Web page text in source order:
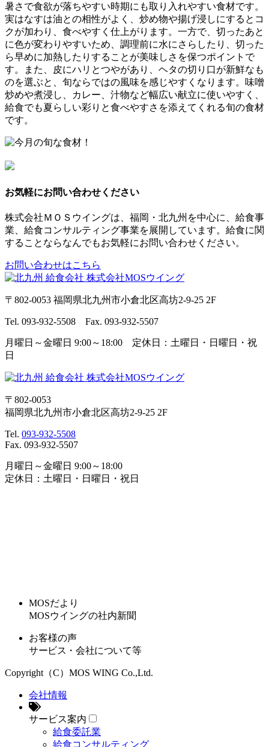
暑さで食欲が落ちやすい時期にも取り入れやすい食材です。
実はなすは油との相性がよく、炒め物や揚げ浸しにするとコ
クが加わり、食べやすく仕上がります。一方で、切ったあと
に色が変わりやすいため、調理前に水にさらしたり、切った
ら早めに加熱したりすることが美味しさを保つポイントで
す。また、皮にハリとつやがあり、ヘタの切り口が新鮮なも
のを選ぶと、旬ならではの風味を感じやすくなります。味噌
炒めや煮浸し、カレー、汁物など幅広い献立に使いやすく、
給食でも夏らしい彩りと食べやすさを添えてくれる旬の食材
です。
お気軽にお問い合わせください
株式会社ＭＯＳウイングは、福岡・北九州を中心に、給食事
業、給食コンサルティング事業を展開しています。給食に関
することならなんでもお気軽にお問い合わせください。
お問い合わせはこちら
〒802-0053 福岡県北九州市小倉北区高坊2-9-25 2F
Tel. 093-932-5508 Fax. 093-932-5507
月曜日～金曜日 9:00～18:00 定休日：土曜日・日曜日・祝
日
〒802-0053
福岡県北九州市小倉北区高坊2-9-25 2F
Tel. 093-932-5508
Fax. 093-932-5507
月曜日～金曜日 9:00～18:00
定休日：土曜日・日曜日・祝日
MOSだより
MOSウイングの社内新聞
お客様の声
サービス・会社について等
Copyright（C）MOS WING Co.,Ltd.
会社情報
サービス案内
給食委託業
給食コンサルティング